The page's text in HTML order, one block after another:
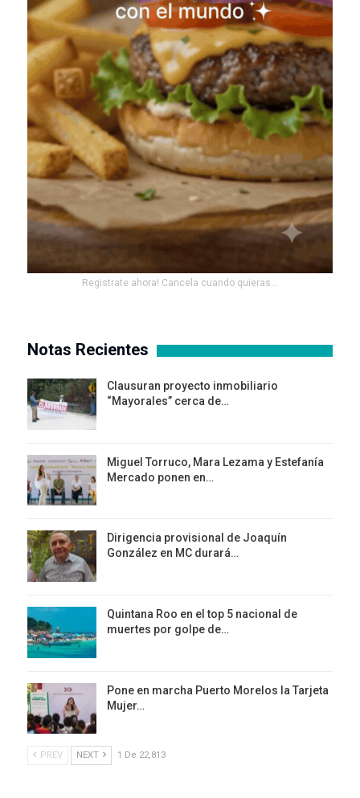
Registrate ahora! Cancela cuando quieras...
Notas Recientes
Clausuran proyecto inmobiliario
“Mayorales” cerca de…
Miguel Torruco, Mara Lezama y Estefanía
Mercado ponen en…
Dirigencia provisional de Joaquín
González en MC durará…
Quintana Roo en el top 5 nacional de
muertes por golpe de…
Pone en marcha Puerto Morelos la Tarjeta
Mujer…
PREV NEXT 1 De 22,813